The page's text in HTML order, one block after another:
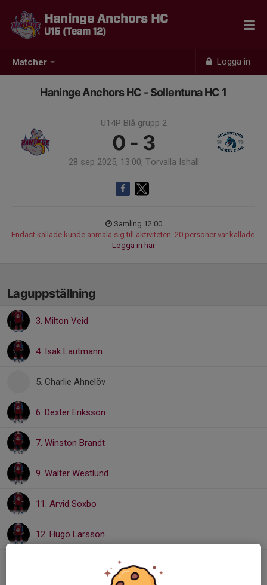
Matcher Logga in
Haninge Anchors HC
U15 (Team 12)
Haninge Anchors HC - Sollentuna HC 1
U14P Blå grupp 2
0 - 3
28 sep 2025, 13:00, Torvalla Ishall
Samling 12:00
Endast kallade kunde anmäla sig till aktiviteten. 20 personer var kallade.
Logga in här
Laguppställning
3. Milton Veid
4. Isak Lautmann
5. Charlie Ahnelöv
6. Dexter Eriksson
7. Winston Brandt
9. Walter Westlund
11. Arvid Soxbo
12. Hugo Larsson
14. Charlie Wikander